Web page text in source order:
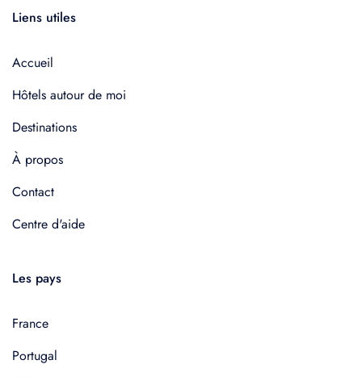
Liens utiles
Accueil
Hôtels autour de moi
Destinations
À propos
Contact
Centre d'aide
Les pays
France
Portugal